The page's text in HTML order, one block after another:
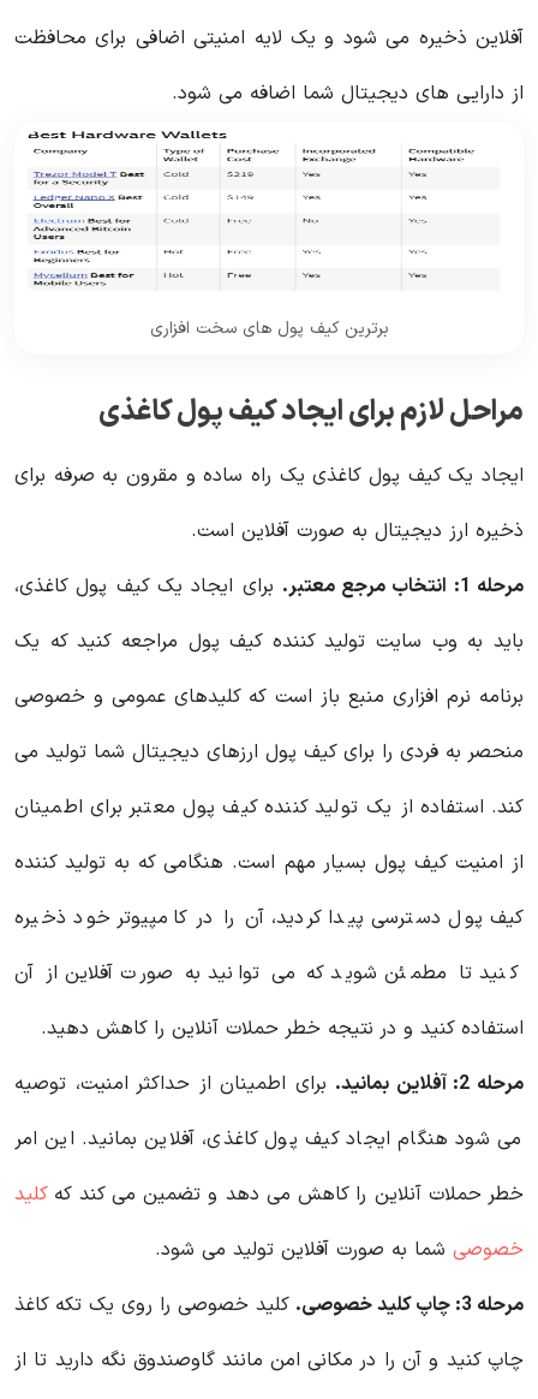
آفلاین ذخیره می شود و یک لایه امنیتی اضافی برای محافظت
از دارایی های دیجیتال شما اضافه می شود.
برترین کیف پول های سخت افزاری
مراحل لازم برای ایجاد کیف پول کاغذی
ایجاد یک کیف پول کاغذی یک راه ساده و مقرون به صرفه برای
ذخیره ارز دیجیتال به صورت آفلاین است.
مرحله 1: انتخاب مرجع معتبر.
برای ایجاد یک کیف پول کاغذی،
باید به وب سایت تولید کننده کیف پول مراجعه کنید که یک
برنامه نرم افزاری منبع باز است که کلیدهای عمومی و خصوصی
منحصر به فردی را برای کیف پول ارزهای دیجیتال شما تولید می
کند. استفاده از یک تولید کننده کیف پول معتبر برای اطمینان
از امنیت کیف پول بسیار مهم است. هنگامی که به تولید کننده
کیف پول دسترسی پیدا کردید، آن را در کامپیوتر خود ذخیره
کنید تا مطمئن شوید که می توانید به صورت آفلاین از آن
استفاده کنید و در نتیجه خطر حملات آنلاین را کاهش دهید.
مرحله 2: آفلاین بمانید.
برای اطمینان از حداکثر امنیت، توصیه
می شود هنگام ایجاد کیف پول کاغذی، آفلاین بمانید. این امر
خطر حملات آنلاین را کاهش می دهد و تضمین می کند که کلید
خصوصی شما به صورت آفلاین تولید می شود.
مرحله 3: چاپ کلید خصوصی.
کلید خصوصی را روی یک تکه کاغذ
چاپ کنید و آن را در مکانی امن مانند گاوصندوق نگه دارید تا از